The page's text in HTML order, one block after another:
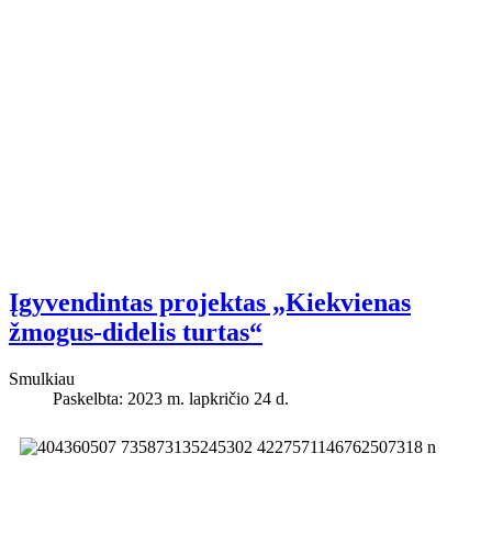
Įgyvendintas projektas „Kiekvienas
žmogus-didelis turtas“
Smulkiau
Paskelbta: 2023 m. lapkričio 24 d.